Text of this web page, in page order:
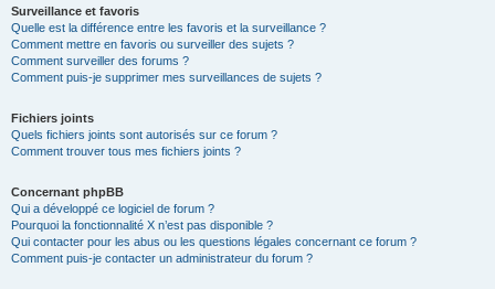
Surveillance et favoris
Quelle est la différence entre les favoris et la surveillance ?
Comment mettre en favoris ou surveiller des sujets ?
Comment surveiller des forums ?
Comment puis-je supprimer mes surveillances de sujets ?
Fichiers joints
Quels fichiers joints sont autorisés sur ce forum ?
Comment trouver tous mes fichiers joints ?
Concernant phpBB
Qui a développé ce logiciel de forum ?
Pourquoi la fonctionnalité X n’est pas disponible ?
Qui contacter pour les abus ou les questions légales concernant ce forum ?
Comment puis-je contacter un administrateur du forum ?